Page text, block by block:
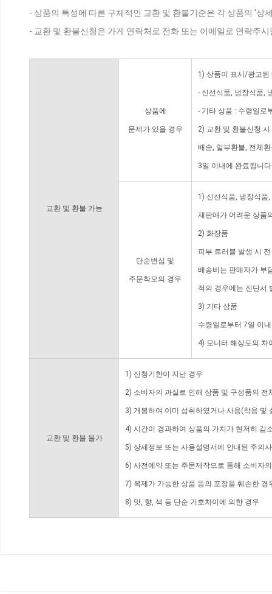
- 상품의 특성에 따른 구체적인 교환 및 환불기준은 각 상품의 '상
- 교환 및 환불신청은 가게 연락처로 전화 또는 이메일로 연락주
교환 및 환불 가능
상품에
문제가 있을 경우
1) 상품이 표시/광고된
- 신선식품, 냉장식품,
- 기타 상품 : 수령일로
2) 교환 및 환불신청
배송, 일부환불, 전체
3일 이내에 완료됩니
단순변심 및
주문착오의 경우
1) 신선식품, 냉장식품
재판매가 어려운 상품
2) 화장품
피부 트러블 발생 시
배송비는 판매자가 부
적의 경우에는 진단서
3) 기타 상품
수령일로부터 7일 이
4) 모니터 해상도의 차
교환 및 환불 불가
1) 신청기한이 지난 경우
2) 소비자의 과실로 인해 상품 및 구성품의
3) 개봉하여 이미 섭취하였거나 사용(착용 및
4) 시간이 경과하여 상품의 가치가 현저히 감
5) 상세정보 또는 사용설명서에 안내된 주의
6) 사전예약 또는 주문제작으로 통해 소비자
7) 복제가 가능한 상품 등의 포장을 훼손한 경
8) 맛, 향, 색 등 단순 기호차이에 의한 경우